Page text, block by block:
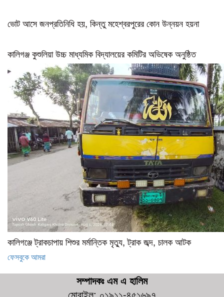
ভোট আসে জনপ্রতিনিধি হয়, কিন্তু মহেশ্বরপুরের কোন উন্নয়ন হয়না
কালিগঞ্জ কুশুলিয়া উচ্চ মাধ্যমিক বিদ্যালয়ের কমিটির অভিষেক অনুষ্ঠিত
কালিগঞ্জে ট্রাকচাপায় শিশুর মর্মান্তিক মৃত্যু, ট্রাক জব্দ, চালক আটক
ফেসবুকে আমরা
সম্পাদকঃ এম এ হালিম